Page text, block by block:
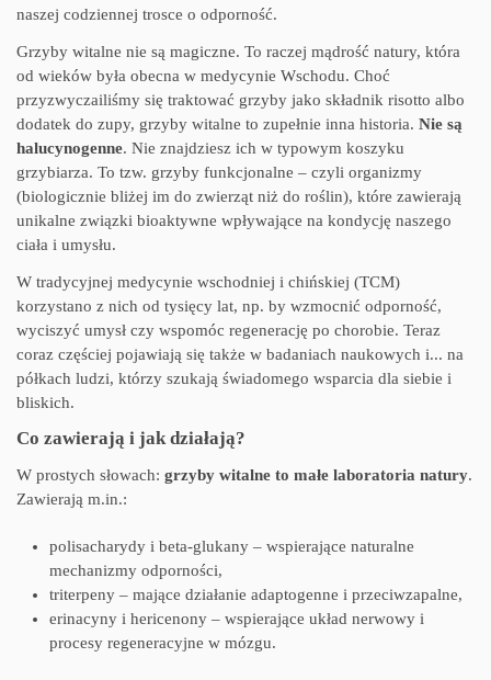
naszej codziennej trosce o odporność.
Grzyby witalne nie są magiczne. To raczej mądrość natury, która
od wieków była obecna w medycynie Wschodu. Choć
przyzwyczailiśmy się traktować grzyby jako składnik risotto albo
dodatek do zupy, grzyby witalne to zupełnie inna historia. Nie są
halucynogenne. Nie znajdziesz ich w typowym koszyku
grzybiarza. To tzw. grzyby funkcjonalne – czyli organizmy
(biologicznie bliżej im do zwierząt niż do roślin), które zawierają
unikalne związki bioaktywne wpływające na kondycję naszego
ciała i umysłu.
W tradycyjnej medycynie wschodniej i chińskiej (TCM)
korzystano z nich od tysięcy lat, np. by wzmocnić odporność,
wyciszyć umysł czy wspomóc regenerację po chorobie. Teraz
coraz częściej pojawiają się także w badaniach naukowych i... na
półkach ludzi, którzy szukają świadomego wsparcia dla siebie i
bliskich.
Co zawierają i jak działają?
W prostych słowach: grzyby witalne to małe laboratoria natury.
Zawierają m.in.:
polisacharydy i beta-glukany – wspierające naturalne
mechanizmy odporności,
triterpeny – mające działanie adaptogenne i przeciwzapalne,
erinacyny i hericenony – wspierające układ nerwowy i
procesy regeneracyjne w mózgu.